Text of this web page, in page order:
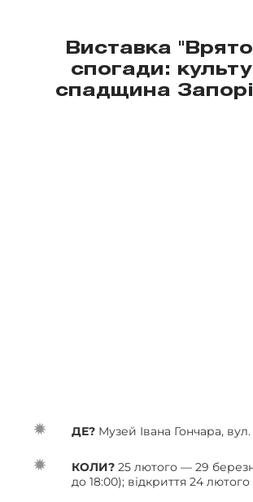
Виставка
спогади:
спадщина
ДЕ? Музей Івана Гончара,
КОЛИ? 25 лютого — 29
до 18:00); відкриття 24 лютого